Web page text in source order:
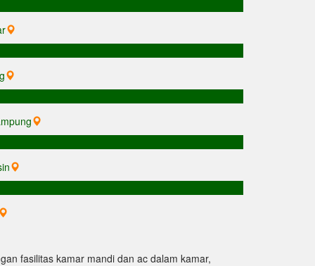
fasilitas kamar mandi dan ac dalam kamar,